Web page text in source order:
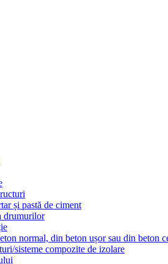
și pastă de ciment
drumurilor
normal, din beton ușor sau din beton
sisteme compozite de izolare